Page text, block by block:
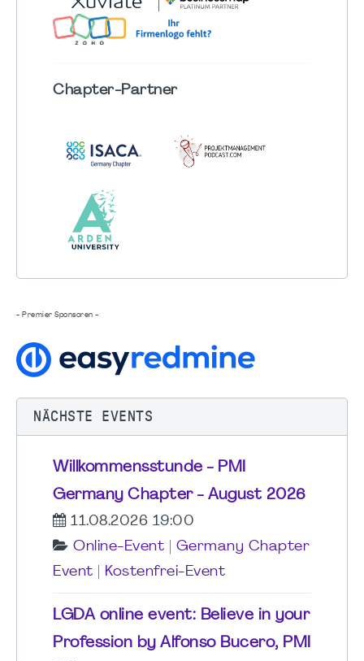
Chapter-Partner
- Premier Sponsoren -
NÄCHSTE EVENTS
Willkommensstunde - PMI
Germany Chapter - August 2026
11.08.2026 19:00
Online-Event
Germany Chapter
Event
Kostenfrei-Event
LGDA online event: Believe in your
Profession by Alfonso Bucero, PMI